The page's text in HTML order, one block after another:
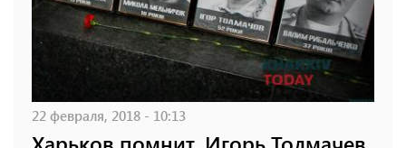
22 февраля, 2018 - 10:13